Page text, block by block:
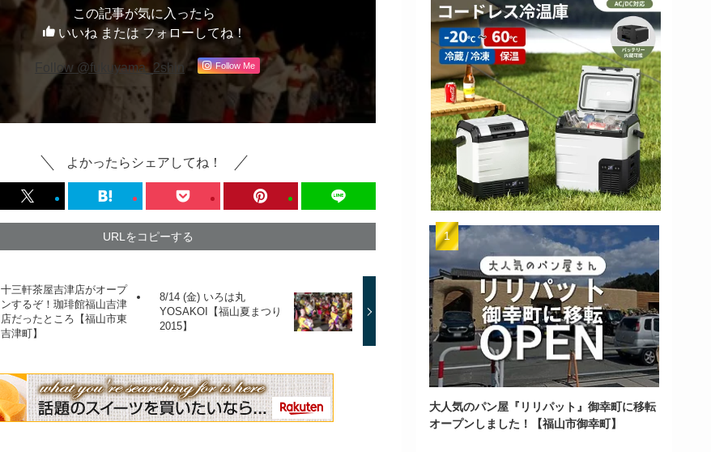
この記事が気に入ったら
いいね または フォローしてね！
Follow @fukuyama_2shin Follow Me
よかったらシェアしてね！
URLをコピーする
十三軒茶屋吉津店がオープ
ンするぞ！珈琲館福山吉津
店だったところ【福山市東
吉津町】
8/14 (金) いろは丸
YOSAKOI【福山夏まつり
2015】
大人気のパン屋『リリパット』御幸町に移転
オープンしました！【福山市御幸町】